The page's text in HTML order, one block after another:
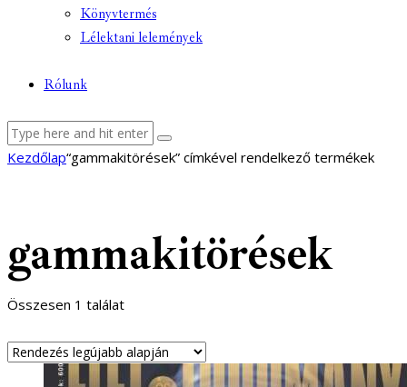
Könyvtermés
Lélektani lelemények
Rólunk
facebook-
youtube-
email
Kezdőlap“gammakitörések” címkével rendelkező termékek
gammakitörések
Összesen 1 találat